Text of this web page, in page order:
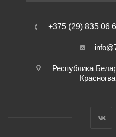
+375 (29) 835 06
Республика